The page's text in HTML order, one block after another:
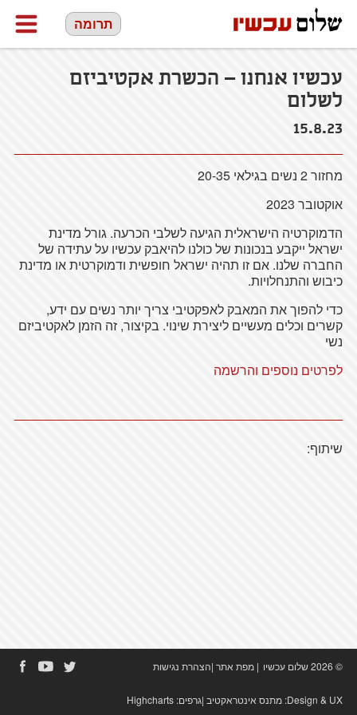
תרומה
עכשיו אנחנו – הכשרת אקטיביזם
לשלום
15.8.23
מחזור 2 נשים בגילאי 20-35
אוקטובר 2023
הדמוקרטיה הישראלית הגיעה לשלבי הכרעה. גורל מדינת
ישראל ייקבע בנכונות של כולנו להיאבק עכשיו על עתידה של
החברה שלנו. אם זו תהיה ישראל חופשית ודמוקרטית או מדינת
כיבוש והתנחלויות.
כדי להפוך את המאבק לאפקטיבי צריך יותר נשים עם ידע,
קשרים וכלים מעשיים ליצירת שינוי. בקיצור, זה הזמן לאקטיביזם
נשי
לפרטים נוספים והרשמה
שיתוף:
© 2026 שלום עכשיו | מפת אתר|הצהרת נגישות
Design & UX: מתנס אינטראקטיב|גרפים: Highcharts